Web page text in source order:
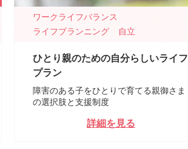
ワークライフバランス
ライフプランニング
自立
ひとり親のための自分らしいライフ
プラン
障害のある子をひとりで育てる親御さま
の選択肢と支援制度
詳細を見る